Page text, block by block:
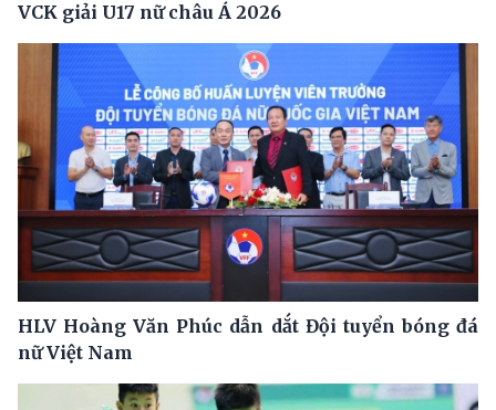
VCK giải U17 nữ châu Á 2026
HLV Hoàng Văn Phúc dẫn dắt Đội tuyển bóng đá
nữ Việt Nam